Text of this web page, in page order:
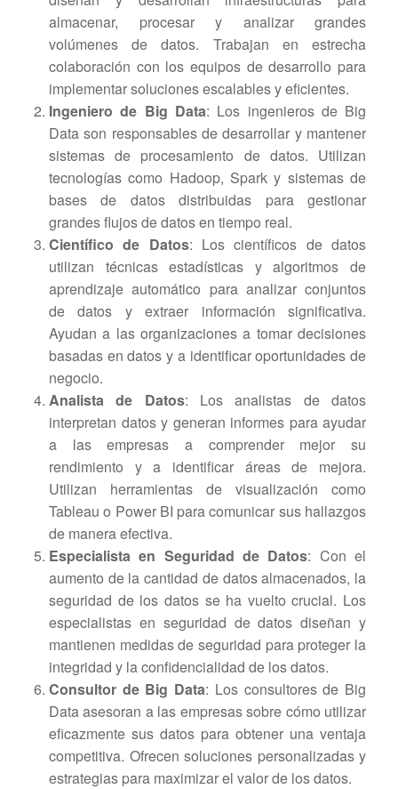
almacenar, procesar y analizar grandes
volúmenes de datos. Trabajan en estrecha
colaboración con los equipos de desarrollo para
implementar soluciones escalables y eficientes.
Ingeniero de Big Data: Los ingenieros de Big
Data son responsables de desarrollar y mantener
sistemas de procesamiento de datos. Utilizan
tecnologías como Hadoop, Spark y sistemas de
bases de datos distribuidas para gestionar
grandes flujos de datos en tiempo real.
Científico de Datos: Los científicos de datos
utilizan técnicas estadísticas y algoritmos de
aprendizaje automático para analizar conjuntos
de datos y extraer información significativa.
Ayudan a las organizaciones a tomar decisiones
basadas en datos y a identificar oportunidades de
negocio.
Analista de Datos: Los analistas de datos
interpretan datos y generan informes para ayudar
a las empresas a comprender mejor su
rendimiento y a identificar áreas de mejora.
Utilizan herramientas de visualización como
Tableau o Power BI para comunicar sus hallazgos
de manera efectiva.
Especialista en Seguridad de Datos: Con el
aumento de la cantidad de datos almacenados, la
seguridad de los datos se ha vuelto crucial. Los
especialistas en seguridad de datos diseñan y
mantienen medidas de seguridad para proteger la
integridad y la confidencialidad de los datos.
Consultor de Big Data: Los consultores de Big
Data asesoran a las empresas sobre cómo utilizar
eficazmente sus datos para obtener una ventaja
competitiva. Ofrecen soluciones personalizadas y
estrategias para maximizar el valor de los datos.